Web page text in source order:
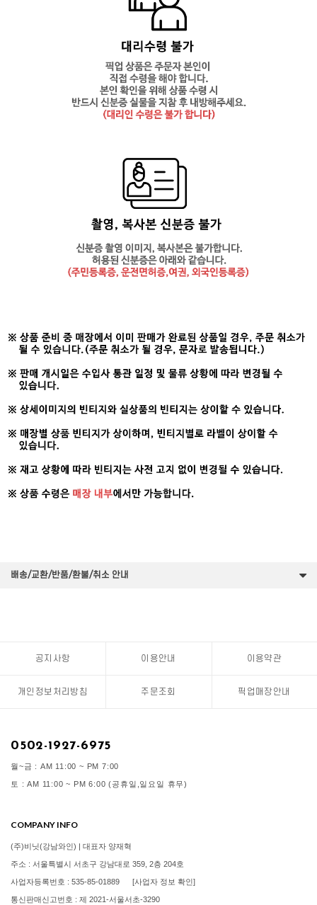
배송/교환/반품/환불/취소 안내
공지사항 이용안내 이용약관
개인정보처리방침 주문조회 픽업매장안내
0502-1927-6975
월~금 : AM 11:00 ~ PM 7:00
토 : AM 11:00 ~ PM 6:00 (공휴일,일요일 휴무)
COMPANY INFO
(주)비닛(강남와인) | 대표자 양재혁
주소 : 서울특별시 서초구 강남대로 359, 2층 204호
사업자등록번호 : 535-85-01889 [사업자 정보 확인]
통신판매신고번호 : 제 2021-서울서초-3290